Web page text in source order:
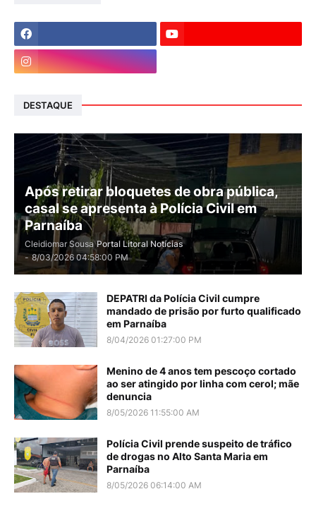
DESTAQUE
Após retirar bloquetes de obra pública,
casal se apresenta à Polícia Civil em
Parnaíba
Cleidiomar Sousa Portal Litoral Notícias
- 8/03/2026 04:58:00 PM
DEPATRI da Polícia Civil cumpre
mandado de prisão por furto qualificado
em Parnaíba
8/04/2026 01:27:00 PM
Menino de 4 anos tem pescoço cortado
ao ser atingido por linha com cerol; mãe
denuncia
8/05/2026 11:55:00 AM
Polícia Civil prende suspeito de tráfico
de drogas no Alto Santa Maria em
Parnaíba
8/05/2026 06:14:00 AM